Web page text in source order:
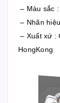
– Màu sắc
– Nhãn
– Xuất xứ :
HongKong